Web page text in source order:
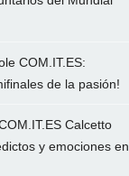
COM.IT.ES:
de la pasión!
Calcetto
y emociones en